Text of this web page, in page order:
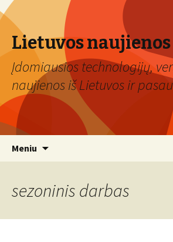
Lietuvos naujienos
Įdomiausios technologijų,
naujienos iš Lietuvos ir
Meniu
sezoninis darbas